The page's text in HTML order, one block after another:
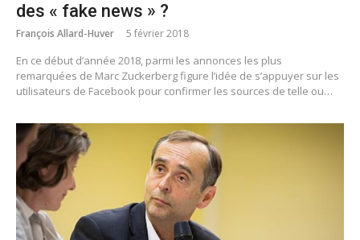
des « fake news » ?
François Allard-Huver 5 février 2018
En ce début d’année 2018, parmi les annonces les plus
remarquées de Marc Zuckerberg figure l’idée de s’appuyer sur les
utilisateurs de Facebook pour confirmer les sources de telle ou…